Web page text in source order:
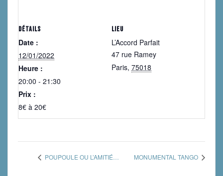
DÉTAILS
Date :
12/01/2022
Heure :
20:00 - 21:30
Prix :
8€ à 20€
LIEU
L’Accord Parfait
47 rue Ramey
Paris, 75018
POUPOULE OU L’AMITIÉ… MONUMENTAL TANGO